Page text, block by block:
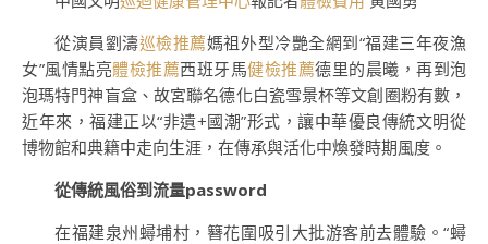
從演員劉濤巡檢推薦媽祖外型冷艷全網到“福建三年夜漁
女”風情點亮體檢推薦西班牙馬健檢推薦德里的晨曦，再到泡
泡瑪特門神盲盒、故宮聯名德化白瓷雪景杯等文創圈粉有數，
近年來，福建正以“非遺+國潮”形式，讓中華優良傳統文明從
博物館和典籍中走向生涯，在傳承與活化中煥發時期風度。
從傳統風俗到流量password
在福建泉州蟳埔村，簪花圍吸引大批游客前去體驗。“蟳